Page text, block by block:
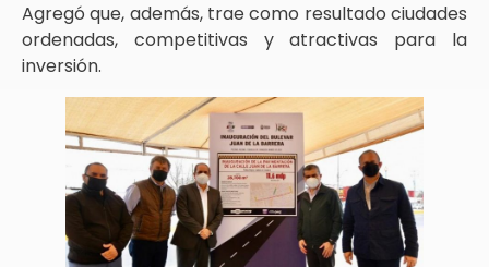
Agregó que, además, trae como resultado ciudades
ordenadas, competitivas y atractivas para la
inversión.